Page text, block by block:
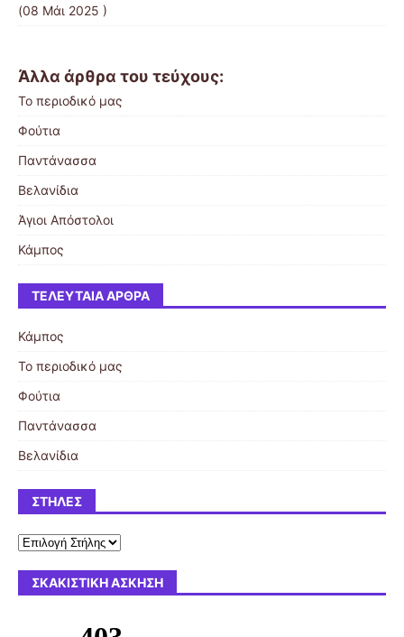
(08 Μάι 2025 )
Άλλα άρθρα του τεύχους:
Το περιοδικό μας
Φούτια
Παντάνασσα
Βελανίδια
Άγιοι Απόστολοι
Κάμπος
ΤΕΛΕΥΤΑΊΑ ΆΡΘΡΑ
Κάμπος
Το περιοδικό μας
Φούτια
Παντάνασσα
Βελανίδια
ΣΤΉΛΕΣ
ΣΚΑΚΙΣΤΙΚΉ ΆΣΚΗΣΗ